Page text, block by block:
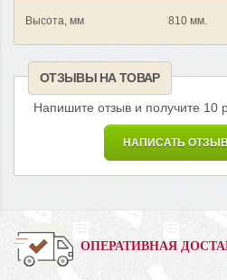
Высота, мм 810 мм.
ОТЗЫВЫ НА ТОВАР
Напишите отзыв и получите 10
НАПИСАТЬ
ОПЕРАТИВНАЯ